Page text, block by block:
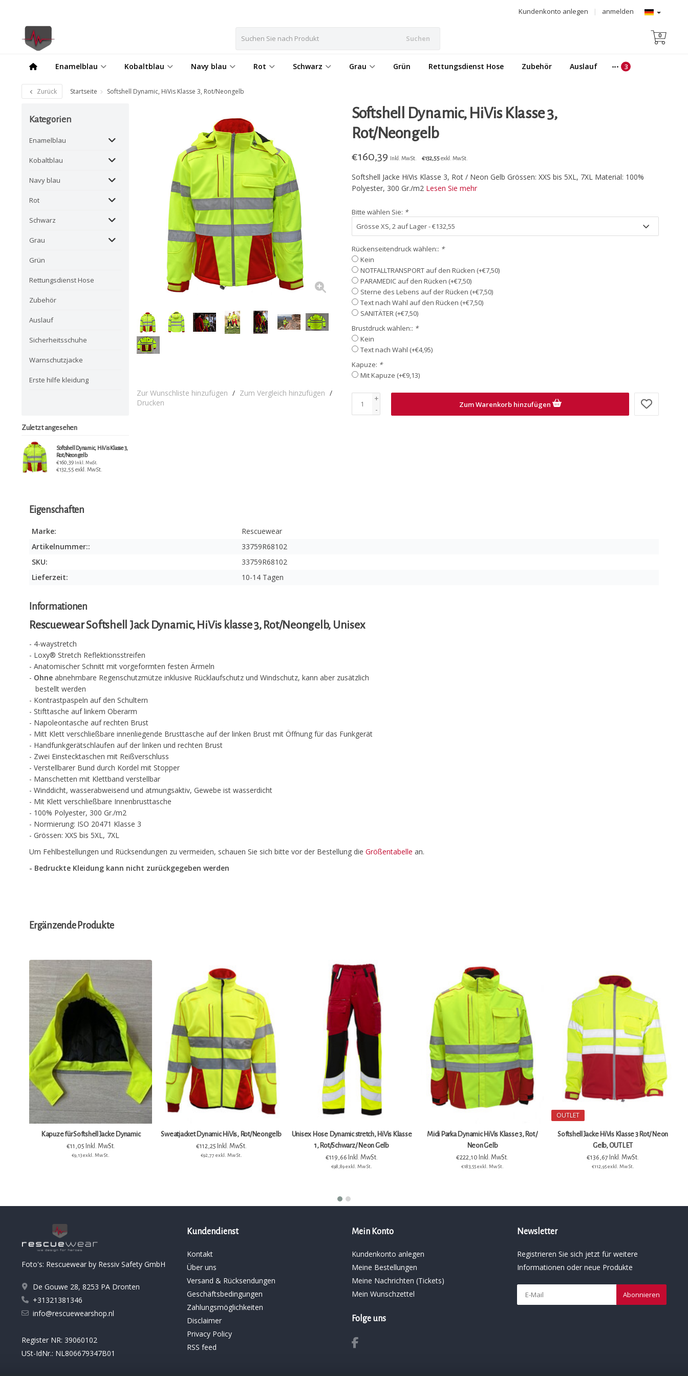
anmelden
|
Kundenkonto anlegen
Suchen 0
Enamelblau Kobaltblau Navy blau Rot Schwarz Grau Grün Rettungsdienst Hose Zubehör Auslauf
Zurück Startseite Softshell Dynamic, HiVis Klasse 3, Rot/Neongelb
Kategorien
Enamelblau
Kobaltblau
Navy blau
Rot
Schwarz
Grau
Grün
Rettungsdienst Hose
Zubehör
Auslauf
Sicherheitsschuhe
Warnschutzjacke
Erste hilfe kleidung
Zuletzt angesehen
Softshell Dynamic, HiVis Klasse 3,
Rot/Neongelb
€160,39 Inkl. MwSt.
€132,55 exkl. MwSt.
Zur Wunschliste hinzufügen / Zum Vergleich hinzufügen /
Drucken
Softshell Dynamic, HiVis Klasse 3,
Rot/Neongelb
€160,39 Inkl. MwSt. €132,55exkl. MwSt.
Softshell Jacke HiVis Klasse 3, Rot / Neon Gelb Grössen: XXS bis 5XL, 7XL Material: 100%
Polyester, 300 Gr./m2 Lesen Sie mehr
Bitte wählen Sie: *
Rückenseitendruck wählen:: *
Kein
NOTFALLTRANSPORT auf den Rücken (+€7,50)
PARAMEDIC auf den Rücken (+€7,50)
Sterne des Lebens auf der Rücken (+€7,50)
Text nach Wahl auf den Rücken (+€7,50)
SANITÄTER (+€7,50)
Brustdruck wählen:: *
Kein
Text nach Wahl (+€4,95)
Kapuze: *
Mit Kapuze (+€9,13)
+
-
Zum Warenkorb hinzufügen
Eigenschaften
Marke:
Rescuewear
Artikelnummer::
33759R68102
SKU:
33759R68102
Lieferzeit:
10-14 Tagen
Informationen
Rescuewear Softshell Jack Dynamic, HiVis klasse 3, Rot/Neongelb, Unisex
- 4-waystretch
- Loxy® Stretch Reflektionsstreifen
- Anatomischer Schnitt mit vorgeformten festen Ärmeln
- Ohne abnehmbare Regenschutzmütze inklusive Rücklaufschutz und Windschutz, kann aber zusätzlich
bestellt werden
- Kontrastpaspeln auf den Schultern
- Stifttasche auf linkem Oberarm
- Napoleontasche auf rechten Brust
- Mitt Klett verschließbare innenliegende Brusttasche auf der linken Brust mit Öffnung für das Funkgerät
- Handfunkgerätschlaufen auf der linken und rechten Brust
- Zwei Einstecktaschen mit Reißverschluss
- Verstellbarer Bund durch Kordel mit Stopper
- Manschetten mit Klettband verstellbar
- Winddicht, wasserabweisend und atmungsaktiv, Gewebe ist wasserdicht
- Mit Klett verschließbare Innenbrusttasche
- 100% Polyester, 300 Gr./m2
- Normierung: ISO 20471 Klasse 3
- Grössen: XXS bis 5XL, 7XL
Um Fehlbestellungen und Rücksendungen zu vermeiden, schauen Sie sich bitte vor der Bestellung die Größentabelle an.
- Bedruckte Kleidung kann nicht zurückgegeben werden
Ergänzende Produkte
Kapuze für Softshell Jacke Dynamic
€11,05 Inkl. MwSt.
€9,13 exkl. MwSt.
Sweatjacket Dynamic HiVis, Rot/Neongelb
€112,25 Inkl. MwSt.
€92,77 exkl. MwSt.
Unisex Hose Dynamic stretch, HiVis Klasse
1, Rot/Schwarz/ Neon Gelb
€119,66 Inkl. MwSt.
€98,89 exkl. MwSt.
Midi Parka Dynamic HiVis Klasse 3, Rot /
Neon Gelb
€222,10 Inkl. MwSt.
€183,55 exkl. MwSt.
OUTLET
Softshell Jacke HiVis Klasse 3 Rot/ Neon
Gelb, OUTLET
€136,67 Inkl. MwSt.
€112,95 exkl. MwSt.
Foto's: Rescuewear by Ressiv Safety GmbH
De Gouwe 28, 8253 PA Dronten
+31321381346
info@rescuewearshop.nl
Register NR: 39060102
USt-IdNr.: NL806679347B01
Kundendienst
Kontakt
Über uns
Versand & Rücksendungen
Geschäftsbedingungen
Zahlungsmöglichkeiten
Disclaimer
Privacy Policy
RSS feed
Mein Konto
Kundenkonto anlegen
Meine Bestellungen
Meine Nachrichten (Tickets)
Mein Wunschzettel
Folge uns
Newsletter
Registrieren Sie sich jetzt für weitere
Informationen oder neue Produkte
Abonnieren